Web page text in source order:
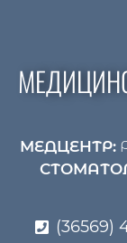
МЕДЦЕНТР:
(36569)